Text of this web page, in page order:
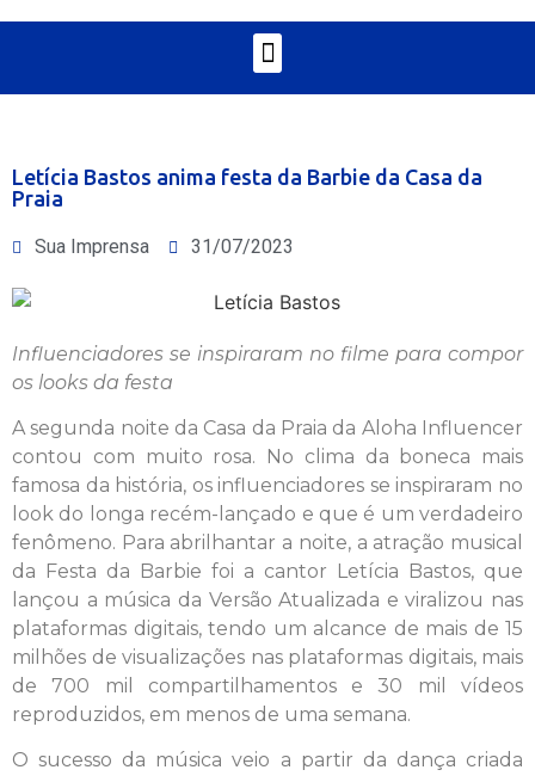
Letícia Bastos anima festa da Barbie da Casa da
Praia
Sua Imprensa 31/07/2023
Influenciadores se inspiraram no filme para compor
os looks da festa
A segunda noite da Casa da Praia da Aloha Influencer
contou com muito rosa. No clima da boneca mais
famosa da história, os influenciadores se inspiraram no
look do longa recém-lançado e que é um verdadeiro
fenômeno. Para abrilhantar a noite, a atração musical
da Festa da Barbie foi a cantor Letícia Bastos, que
lançou a música da Versão Atualizada e viralizou nas
plataformas digitais, tendo um alcance de mais de 15
milhões de visualizações nas plataformas digitais, mais
de 700 mil compartilhamentos e 30 mil vídeos
reproduzidos, em menos de uma semana.
O sucesso da música veio a partir da dança criada